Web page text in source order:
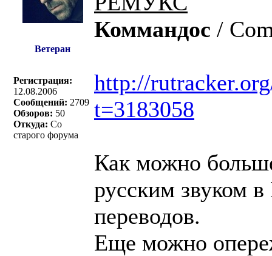
Ветеран
Регистрация:
12.08.2006
Сообщений: 2709
Обзоров: 50
Откуда: Со
старого форума
Коммандоc /
http://
t=3183058
Как можно
русским звуком
переводов.
Еще можно